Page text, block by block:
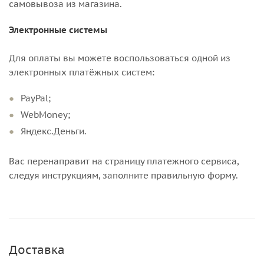
самовывоза из магазина.
Электронные системы
Для оплаты вы можете воспользоваться одной из
электронных платёжных систем:
PayPal;
WebMoney;
Яндекс.Деньги.
Вас перенаправит на страницу платежного сервиса,
следуя инструкциям, заполните правильную форму.
Доставка